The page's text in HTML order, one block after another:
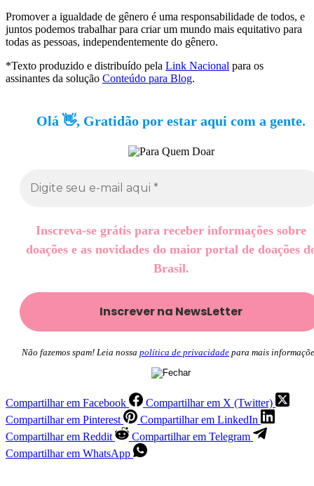
Promover a igualdade de gênero é uma responsabilidade de todos, e
juntos podemos trabalhar para criar um mundo mais equitativo para
todas as pessoas, independentemente do gênero.
*Texto produzido e distribuído pela Link Nacional para os
assinantes da solução Conteúdo para Blog.
Olá 👋, Gratidão por estar aqui com a gente.
Inscreva-se grátis para receber informações sobre
doações e as novidades do maior portal de doações
Brasil.
Não fazemos spam! Leia nossa política de privacidade para mais
Compartilhar em Facebook
Compartilhar em X (Twitter)
Compartilhar em Pinterest
Compartilhar em LinkedIn
Compartilhar em Reddit
Compartilhar em Telegram
Compartilhar em WhatsApp